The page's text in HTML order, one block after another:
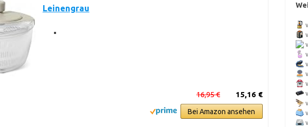
Leinengrau
15,16 €
16,95 €
Bei Amazon ansehen